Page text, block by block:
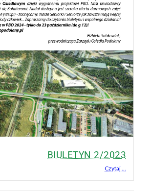
BIULETYN 2/2023
Czytaj ...